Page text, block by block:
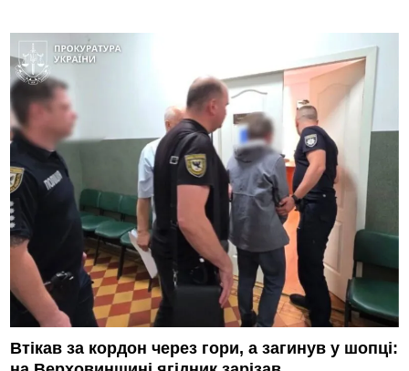
Втікав за кордон через гори, а загинув у шопці: